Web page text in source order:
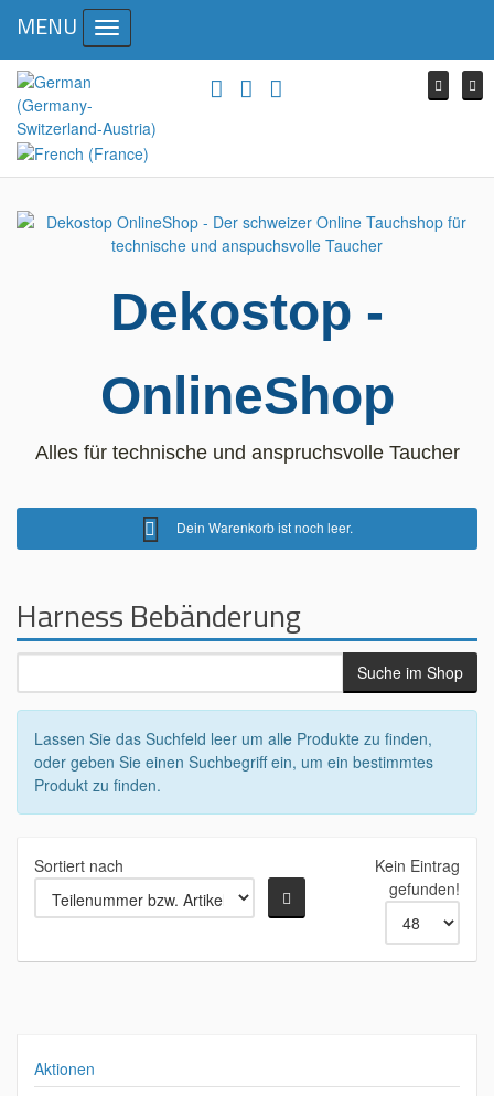
Dekostop -
OnlineShop
Alles für technische und anspruchsvolle Taucher
Dein Warenkorb ist noch leer.
MENU Toggle navigation
Harness Bebänderung
Lassen Sie das Suchfeld leer um alle Produkte zu finden,
oder geben Sie einen Suchbegriff ein, um ein bestimmtes
Produkt zu finden.
Sortiert nach
Kein Eintrag
gefunden!
Aktionen